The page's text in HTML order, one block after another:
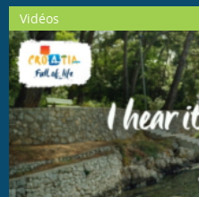
Vidéos